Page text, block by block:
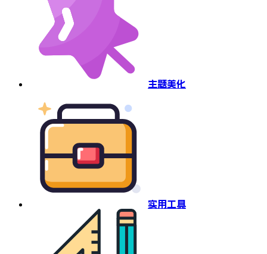
主题美化
实用工具